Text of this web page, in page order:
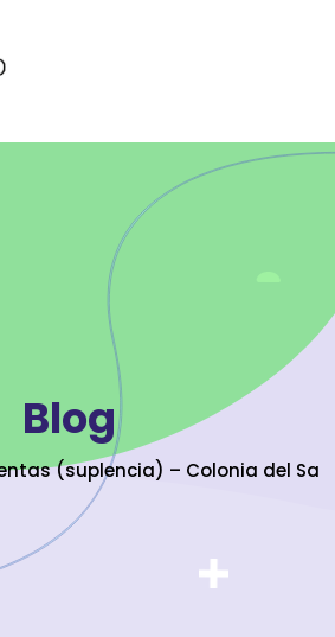
Blog
(suplencia) – Colonia del